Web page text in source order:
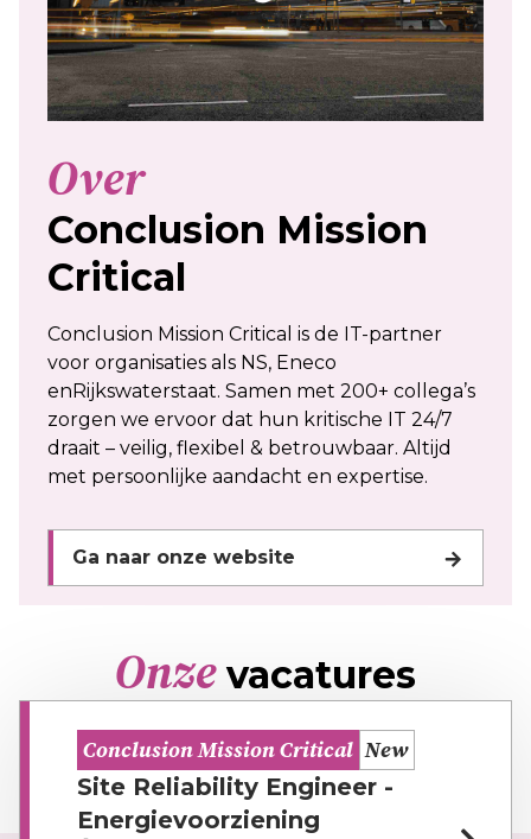
Over
Conclusion Mission
Critical
Conclusion Mission Critical is de IT-partner
voor organisaties als NS, Eneco
enRijkswaterstaat. Samen met 200+ collega’s
zorgen we ervoor dat hun kritische IT 24/7
draait – veilig, flexibel & betrouwbaar. Altijd
met persoonlijke aandacht en expertise.
Ga naar onze website
Onze vacatures
Conclusion Mission Critical New
Site Reliability Engineer -
Energievoorziening